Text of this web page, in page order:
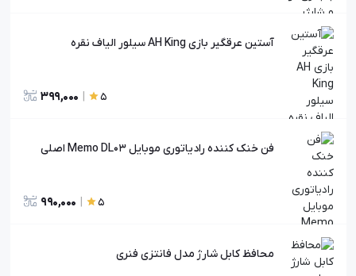
آستین عرقگیر بازی AH King سیلور الیاف نقره
5
399,000
فن خنک کننده رادیاتوری موبایل Memo DL03 اصلی
5
990,000
محافظ کابل شارژ مدل فانتزی فنری